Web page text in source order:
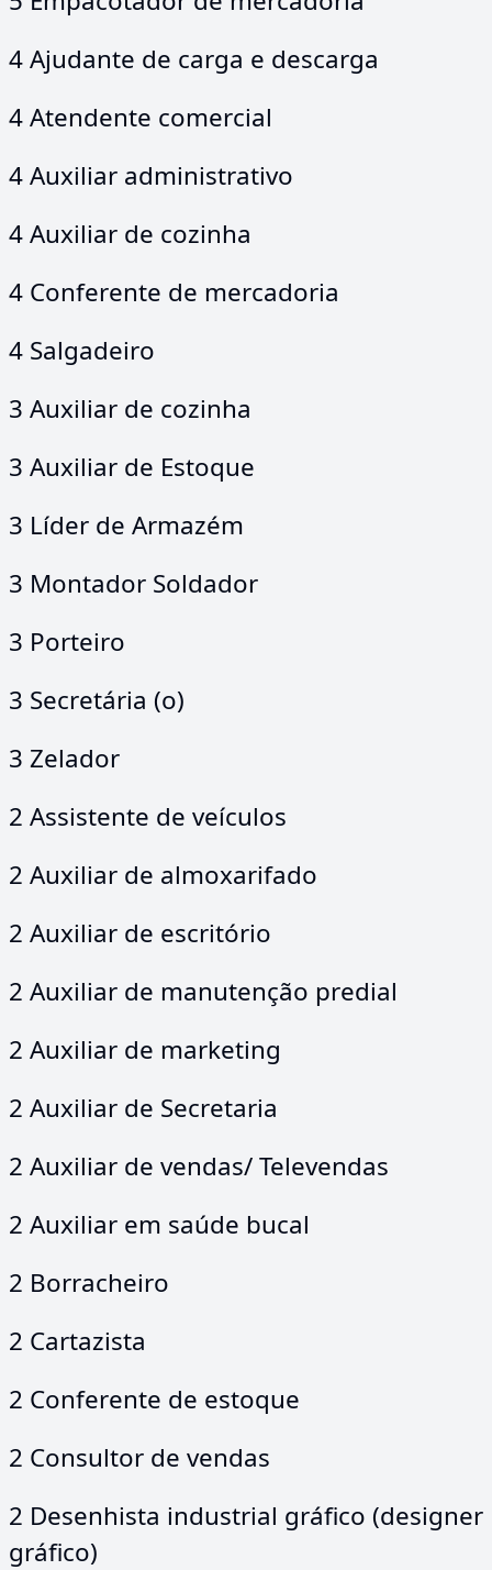
4 Ajudante de carga e descarga
4 Atendente comercial
4 Auxiliar administrativo
4 Auxiliar de cozinha
4 Conferente de mercadoria
4 Salgadeiro
3 Auxiliar de cozinha
3 Auxiliar de Estoque
3 Líder de Armazém
3 Montador Soldador
3 Porteiro
3 Secretária (o)
3 Zelador
2 Assistente de veículos
2 Auxiliar de almoxarifado
2 Auxiliar de escritório
2 Auxiliar de manutenção predial
2 Auxiliar de marketing
2 Auxiliar de Secretaria
2 Auxiliar de vendas/ Televendas
2 Auxiliar em saúde bucal
2 Borracheiro
2 Cartazista
2 Conferente de estoque
2 Consultor de vendas
2 Desenhista industrial gráfico (designer
gráfico)